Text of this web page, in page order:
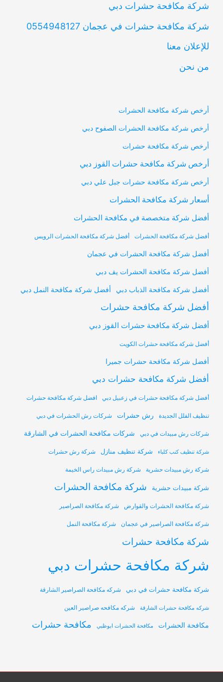
شركة مكافحة حشرات دبي
شركة مكافحة حشرات في عجمان 0554948127
للإعلان معنا
من نحن
أرخص شركة مكافحة الحشرات
أرخص شركة مكافحة الحشرات الصفوح دبي
أرخص شركة مكافحة حشرات
أرخص شركة مكافحة حشرات القوز دبي
أرخص شركة مكافحة حشرات جبل علي دبي
أسعار شركة مكافحة الحشرات
أفضل شركة متخصصة في مكافحة الحشرات
أفضل شركة مكافحة الحشرات أفضل شركة مكافحة الحشرات الرويس
أفضل شركة مكافحة الحشرات في عجمان
أفضل شركة مكافحة الحشرات يف دبي
أفضل شركة مكافحة الذباب دبي أفضل شركة مكافحة النمل دبي
أفضل شركة مكافحة حشرات
أفضل شركة مكافحة حشرات القوز دبي
أفضل شركة مكافحة حشرات الكويت
أفضل شركة مكافحة حشرات جميرا
أفضل شركة مكافحة حشرات دبي
أفضل شركة مكافحة حشرات في زعبيل دبي افضل شركة مكافحة حشرات
تنظيف الفلل الجديدة رش حشرات شركات رش الحشرات في دبي
شركات رش مبيدات في دبي شركات مكافحة الحشرات في الشارقة
شركة تنظيف كنب كلباء شركة تنظيف منازل شركة رش حشرات
شركة رش مبيدات حشرية شركة رش مبيدات راس الخيمة
شركة مبيدات حشرية شركة مكافحة الحشرات
شركة مكافحة الحشرات والقوارض شركة مكافحة الصراصير
شركة مكافحة الصراصير في عجمان شركة مكافحة النمل
شركة مكافحة حشرات
شركة مكافحة حشرات دبي
شركة مكافحة حشرات في دبي شركه مكافحة الصراصير الشارقة
شركه مكافحة حشرات الشارقة شركه مكافحه صراصير العين
مكافحة الحشرات مكافحة الحشرات ابوظبي مكافحة حشرات